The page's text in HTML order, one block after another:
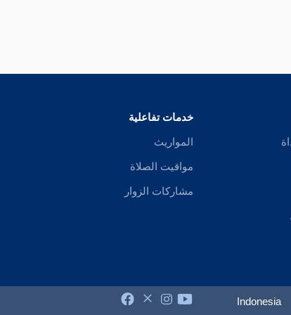
خدمات تفاعلية
المواريث
مواقيت الصلاة
مشاركات الزوار
Indonesia